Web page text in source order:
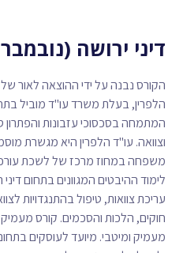
דיני ירושה (נובמבר
הקורס נבנה על ידי ההוצאה לאור של
הלפרין, בעלת משרד עו"ד מוביל
המתמחה בסכסוכי עזבונות והפתרון
וצוואה. עו"ד הלפרין היא מגשרת
משפחה במחוז מרכז של לשכת
לימוד ההיבטים המגוונים בתחום
עריכת צוואות, טיפול בהתנגדויות
חוקים, הלכות והסכמים. קורס
מעמיק ומיטבי. מיועד לעוסקים